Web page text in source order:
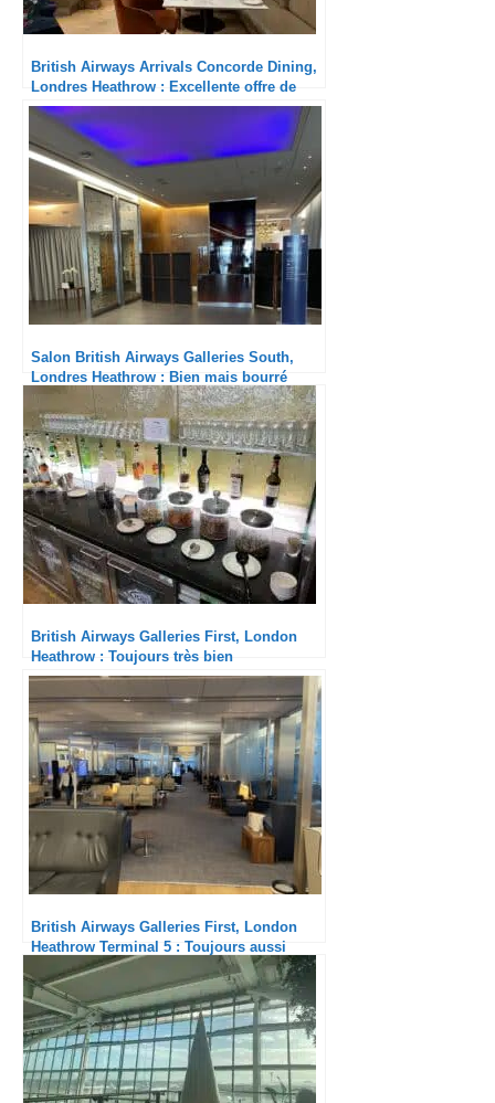
British Airways Arrivals Concorde Dining,
Londres Heathrow : Excellente offre de
restauration
Salon British Airways Galleries South,
Londres Heathrow : Bien mais bourré
British Airways Galleries First, London
Heathrow : Toujours très bien
British Airways Galleries First, London
Heathrow Terminal 5 : Toujours aussi
plaisant